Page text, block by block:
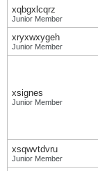
xqbgxlcqrz
Junior Member
xryxwxygeh
Junior Member
xsignes
Junior Member
xsqwvtdvru
Junior Member